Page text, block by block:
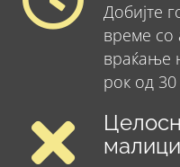
Добијте
време со
враќање
рок од